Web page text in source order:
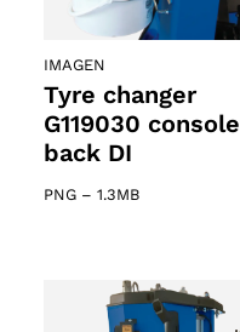
IMAGEN
Tyre changer
G119030 console
back DI
PNG – 1.3MB